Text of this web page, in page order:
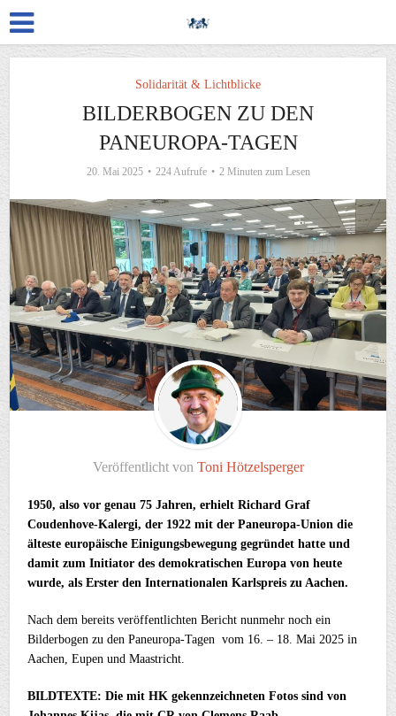
Solidarität & Lichtblicke
BILDERBOGEN ZU DEN
PANEUROPA-TAGEN
20. Mai 2025 224 Aufrufe 2 Minuten zum Lesen
Veröffentlicht von Toni Hötzelsperger
1950, also vor genau 75 Jahren, erhielt Richard Graf
Coudenhove-Kalergi, der 1922 mit der Paneuropa-Union die
älteste europäische Einigungsbewegung gegründet hatte und
damit zum Initiator des demokratischen Europa von heute
wurde, als Erster den Internationalen Karlspreis zu Aachen.
Nach dem bereits veröffentlichten Bericht nunmehr noch ein
Bilderbogen zu den Paneuropa-Tagen vom 16. – 18. Mai 2025 in
Aachen, Eupen und Maastricht.
BILDTEXTE: Die mit HK gekennzeichneten Fotos sind von